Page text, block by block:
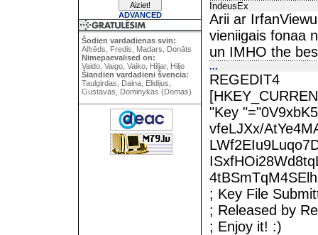
ADVANCED
Šodien vardadienas svin:
Alfrēds, Fredis, Madars, Donāts
Nimepaevalised on:
Vaido, Vaigo, Vaiko, Hiljar, Hiljo
Šiandien vardadieni švencia:
Taulgirdas, Daina, Elidijus,
Gustavas, Dominykas (Domas)
IndeusEx
Arii ar
vieniigais fonaa
un IMHO the
...
REGEDIT4
"Key
vfeLJXx/
; Key File
; Released by
; Enjoy it! :)